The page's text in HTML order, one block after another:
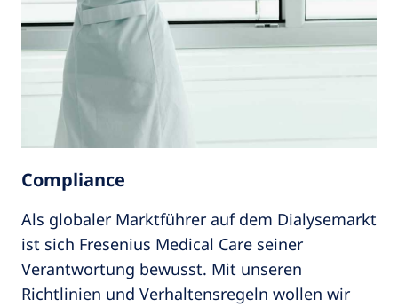
Compliance
Als globaler Marktführer auf dem Dialysemarkt
ist sich Fresenius Medical Care seiner
Verantwortung bewusst. Mit unseren
Richtlinien und Verhaltensregeln wollen wir